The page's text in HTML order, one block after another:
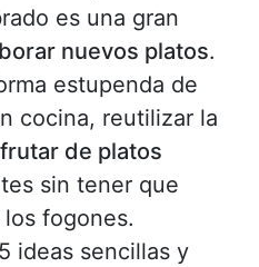
es una gran
nuevos platos.
estupenda de
cocina, reutilizar la
de platos
sin tener que
fogones.
ideas sencillas y